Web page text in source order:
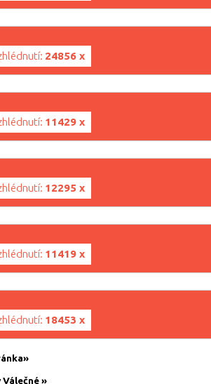
24856 x
11429 x
12295 x
11419 x
18453 x
Válečné »